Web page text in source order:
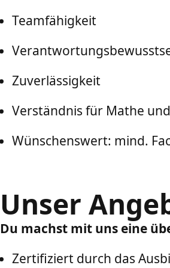
Teamfähigkeit
Zuverlässigkeit
Verständnis für Mathe
Wünschenswert: mind.
Unser
Du machst mit uns eine
Zertifiziert durch das